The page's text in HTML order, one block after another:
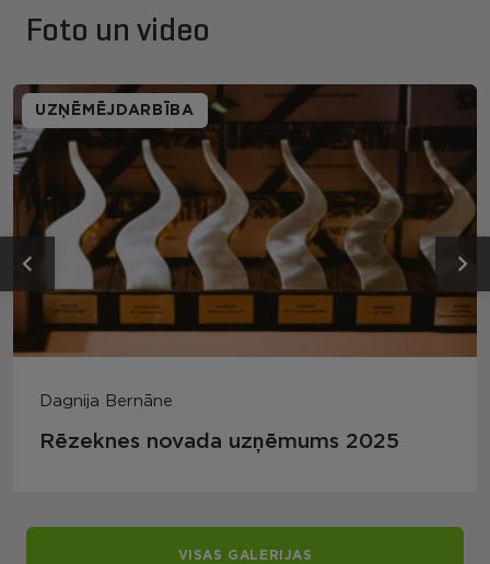
Foto un video
UZŅĒMĒJDARBĪBA
Dagnija Bernāne
Rēzeknes novada uzņēmums 2025
VISAS GALERIJAS